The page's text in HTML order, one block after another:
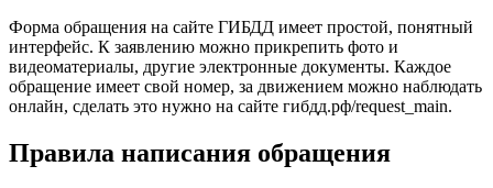
Форма обращения на сайте ГИБДД имеет простой, понятный
интерфейс. К заявлению можно прикрепить фото и
видеоматериалы, другие электронные документы. Каждое
обращение имеет свой номер, за движением можно наблюдать
онлайн, сделать это нужно на сайте гибдд.рф/request_main.
Правила написания обращения